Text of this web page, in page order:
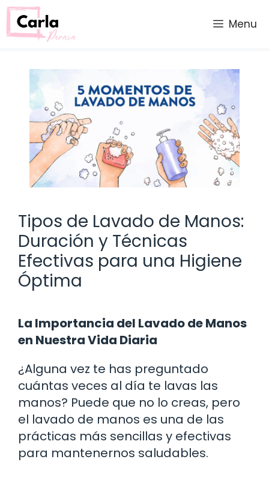
Saltar
al
contenido
Menu
Tipos de Lavado de Manos:
Duración y Técnicas
Efectivas para una Higiene
Óptima
La Importancia del Lavado de Manos
en Nuestra Vida Diaria
¿Alguna vez te has preguntado
cuántas veces al día te lavas las
manos? Puede que no lo creas, pero
el lavado de manos es una de las
prácticas más sencillas y efectivas
para mantenernos saludables.